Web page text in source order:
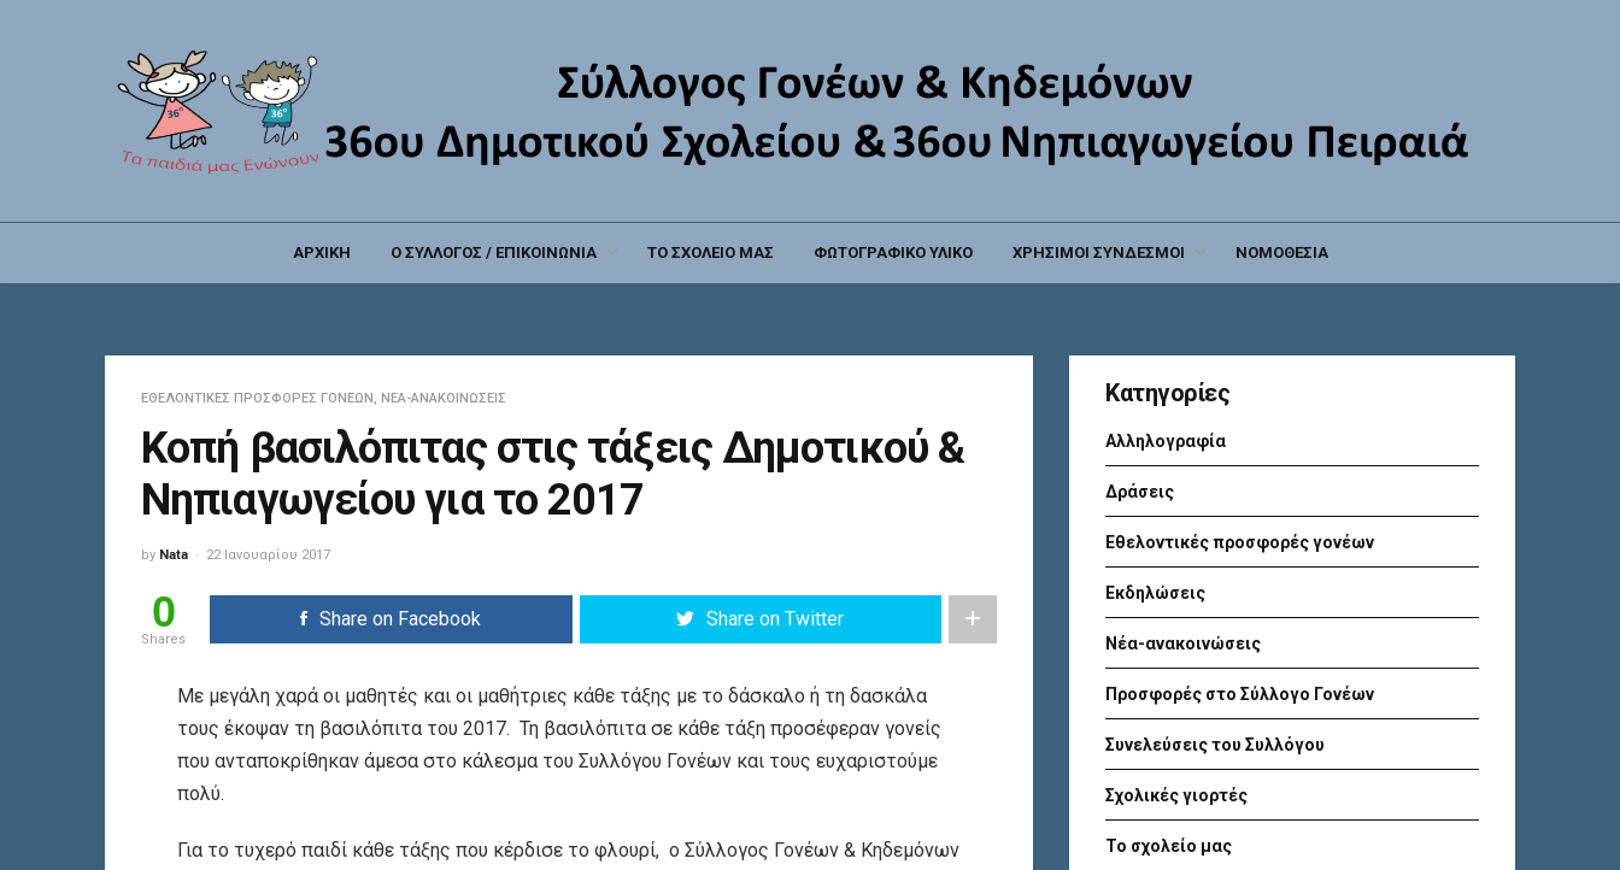
ΑΡΧΙΚΗ Ο ΣΥΛΛΟΓΟΣ / ΕΠΙΚΟΙΝΩΝΙΑ ΤΟ ΣΧΟΛΕΙΟ ΜΑΣ ΦΩΤΟΓΡΑΦΙΚΟ ΥΛΙΚΟ ΧΡΗΣΙΜΟΙ ΣΥΝΔΕΣΜΟΙ ΝΟΜΟΘΕΣΙΑ
ΕΘΕΛΟΝΤΙΚΈΣ ΠΡΟΣΦΟΡΈΣ ΓΟΝΈΩΝ, ΝΈΑ-ΑΝΑΚΟΙΝΏΣΕΙΣ
Κοπή βασιλόπιτας στις τάξεις Δημοτικού &
Νηπιαγωγείου για το 2017
by Nata 22 Ιανουαρίου 2017
0
Shares
Share on Facebook Share on Twitter
Με μεγάλη χαρά οι μαθητές και οι μαθήτριες κάθε τάξης με το δάσκαλο ή τη δασκάλα
τους έκοψαν τη βασιλόπιτα του 2017. Τη βασιλόπιτα σε κάθε τάξη προσέφεραν γονείς
που ανταποκρίθηκαν άμεσα στο κάλεσμα του Συλλόγου Γονέων και τους ευχαριστούμε
πολύ.
Για το τυχερό παιδί κάθε τάξης που κέρδισε το φλουρί, ο Σύλλογος Γονέων & Κηδεμόνων
Kατηγορίες
Αλληλογραφία
Δράσεις
Εθελοντικές προσφορές γονέων
Εκδηλώσεις
Νέα-ανακοινώσεις
Προσφορές στο Σύλλογο Γονέων
Συνελεύσεις του Συλλόγου
Σχολικές γιορτές
Το σχολείο μας